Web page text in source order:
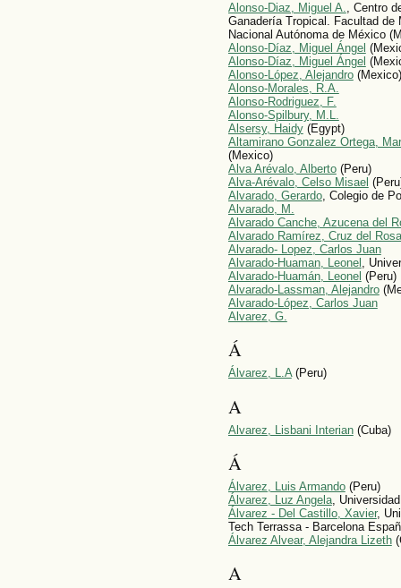
Alonso-Di­az, Miguel A., Centro
Ganadería Tropical. Facultad de
Nacional Autónoma de México
Alonso-Díaz, Miguel Ángel
Alonso-Díaz, Miguel Ángel
Alonso-López, Alejandro(Mexico)
Alonso-Morales, R.A.
Alonso-Rodri­guez, F.
Alonso-Spilbury, M.L.
Alsersy, Haidy(Egypt)
Altamirano Gonzalez Ortega,
(Mexico)
Alva Arévalo, Alberto(Peru)
Alva-Arévalo, Celso Misael
Alvarado, Gerardo, Colegio de
Alvarado, M.
Alvarado Canche, Azucena del
Alvarado Ramírez, Cruz del
Alvarado- Lopez, Carlos Juan
Alvarado-Huaman, Leonel ,
Alvarado-Huamán, Leonel (Peru)
Alvarado-Lassman, Alejandro
Alvarado-López, Carlos Juan
Alvarez, G.
Á
Álvarez, L.A(Peru)
A
Alvarez, Lisbani Interian(Cuba)
Á
Álvarez, Luis Armando(Peru)
Álvarez, Luz Angela,
Álvarez - Del Castillo, Xavier,
Tech Terrassa - Barcelona
Álvarez Alvear, Alejandra Lizeth
A